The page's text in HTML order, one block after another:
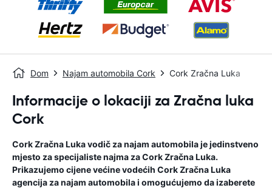
Dom Najam automobila Cork Cork Zračna Luka
Informacije o lokaciji za Zračna luka
Cork
Cork Zračna Lukavodič za najam automobilaje jedinstveno
mjesto za specijaliste najma zaCork Zračna Luka.
Prikazujemo cijene većine vodećih Cork Zračna Luka
agencija za najam automobila i omogućujemo da izaberete